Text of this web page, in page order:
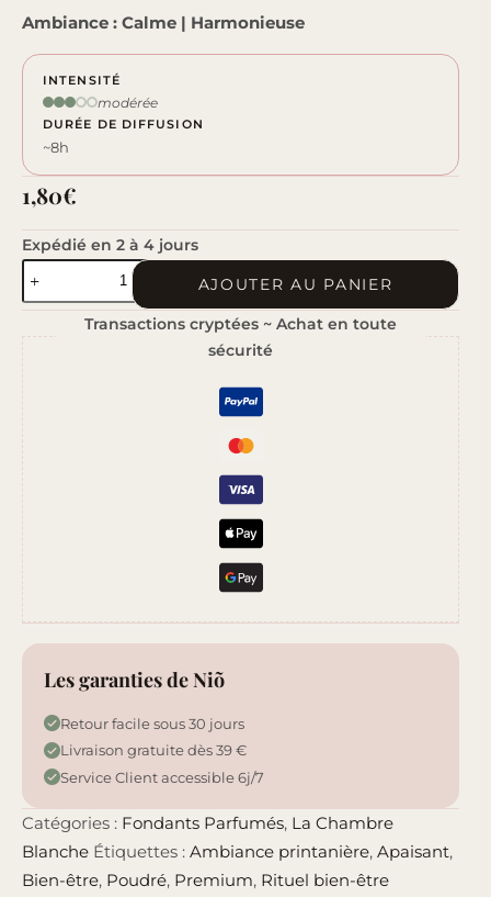
Ambiance : Calme | Harmonieuse
INTENSITÉ
modérée
DURÉE DE DIFFUSION
~8h
1,80€
Expédié en 2 à 4 jours
de
Blanc
AJOUTER AU PANIER
Transactions cryptées ~ Achat en toute
sécurité
Les garanties de Niõ
Retour facile sous 30 jours
Livraison gratuite dès 39 €
Service Client accessible 6j/7
Catégories : Fondants Parfumés, La Chambre
Blanche Étiquettes : Ambiance printanière, Apaisant,
Bien-être, Poudré, Premium, Rituel bien-être